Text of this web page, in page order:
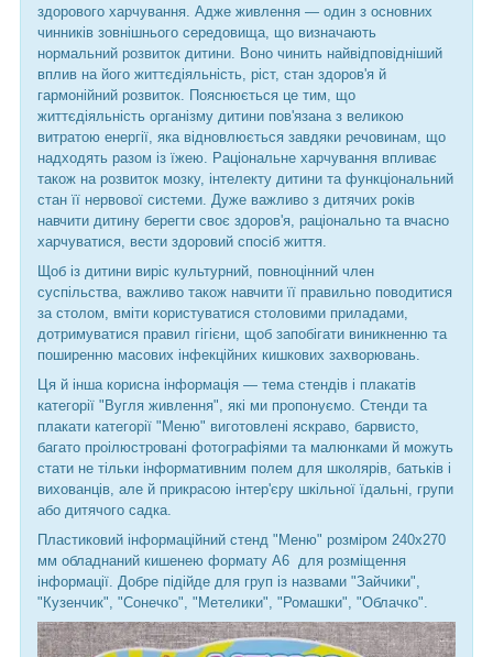
здорового харчування. Адже живлення — один з основних
чинників зовнішнього середовища, що визначають
нормальний розвиток дитини. Воно чинить найвідповідніший
вплив на його життєдіяльність, ріст, стан здоров'я й
гармонійний розвиток. Пояснюється це тим, що
життєдіяльність організму дитини пов'язана з великою
витратою енергії, яка відновлюється завдяки речовинам, що
надходять разом із їжею. Раціональне харчування впливає
також на розвиток мозку, інтелекту дитини та функціональний
стан її нервової системи. Дуже важливо з дитячих років
навчити дитину берегти своє здоров'я, раціонально та вчасно
харчуватися, вести здоровий спосіб життя.
Щоб із дитини виріс культурний, повноцінний член
суспільства, важливо також навчити її правильно поводитися
за столом, вміти користуватися столовими приладами,
дотримуватися правил гігієни, щоб запобігати виникненню та
поширенню масових інфекційних кишкових захворювань.
Ця й інша корисна інформація — тема стендів і плакатів
категорії "Вугля живлення", які ми пропонуємо. Стенди та
плакати категорії "Меню" виготовлені яскраво, барвисто,
багато проілюстровані фотографіями та малюнками й можуть
стати не тільки інформативним полем для школярів, батьків і
вихованців, але й прикрасою інтер'єру шкільної їдальні, групи
або дитячого садка.
Пластиковий інформаційний стенд "Меню" розміром 240х270
мм обладнаний кишенею формату А6 для розміщення
інформації. Добре підійде для груп із назвами "Зайчики",
"Кузенчик", "Сонечко", "Метелики", "Ромашки", "Облачко".